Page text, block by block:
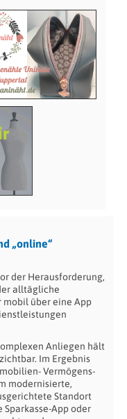
„online“
der Herausforderung,
alltägliche
mobil über eine App
Anliegen hält
Im Ergebnis
Vermögens-
modernisierte,
Standort
Sparkasse-App oder